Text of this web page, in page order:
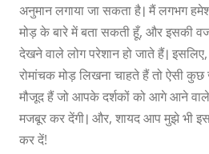
अनुमान लगाया जा सकता है। मैं लगभग
मोड़ के बारे में बता सकती हूँ, और इसकी
देखने वाले लोग परेशान हो जाते हैं।
रोमांचक मोड़ लिखना चाहते हैं तो ऐसी
मौजूद हैं जो आपके दर्शकों को आगे आने
मजबूर कर देंगी। और, शायद आप मुझे भी
कर दें!